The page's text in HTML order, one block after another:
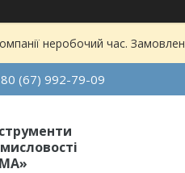
неробочий час.
(67) 992-79-09